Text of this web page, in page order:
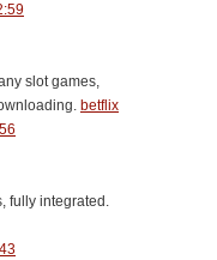
slot games,
betflix
fully integrated.